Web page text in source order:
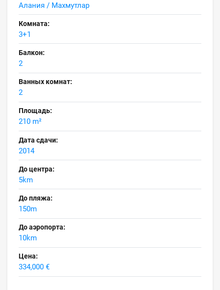
Алания / Махмутлар
Комната:
3+1
Балкон:
2
Ванных комнат:
2
Площадь:
210 m²
Дата сдачи:
2014
До центра:
5km
До пляжа:
150m
До аэропорта:
10km
Цена:
334,000 €